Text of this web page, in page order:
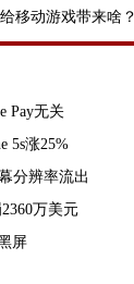
移动游戏带来啥？
Pay无关
5s涨25%
分辨率流出
万美元
屏